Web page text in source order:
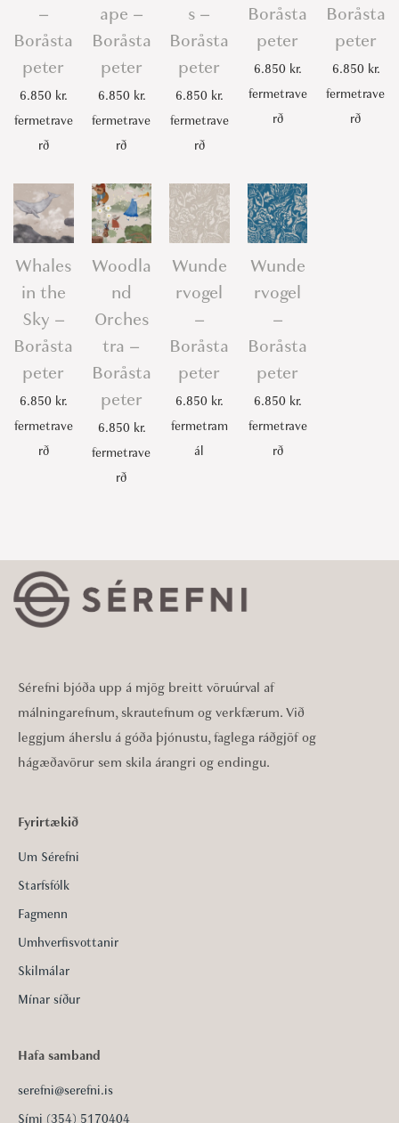
–
Boråsta
peter
6.850 kr.
fermetrave
rð
ape –
Boråsta
peter
6.850 kr.
fermetrave
rð
s –
Boråsta
peter
6.850 kr.
fermetrave
rð
Boråsta
peter
6.850 kr.
fermetrave
rð
Boråsta
peter
6.850 kr.
fermetrave
rð
Whales
in the
Sky –
Boråsta
peter
6.850 kr.
fermetrave
rð
Woodla
nd
Orches
tra –
Boråsta
peter
6.850 kr.
fermetrave
rð
Wunde
rvogel
–
Boråsta
peter
6.850 kr.
fermetram
ál
Wunde
rvogel
–
Boråsta
peter
6.850 kr.
fermetrave
rð
Sérefni bjóða upp á mjög breitt vöruúrval af
málningarefnum, skrautefnum og verkfærum. Við
leggjum áherslu á góða þjónustu, faglega ráðgjöf og
hágæðavörur sem skila árangri og endingu.
Fyrirtækið
Um Sérefni
Starfsfólk
Fagmenn
Umhverfisvottanir
Skilmálar
Mínar síður
Hafa samband
serefni@serefni.is
Sími (354) 5170404